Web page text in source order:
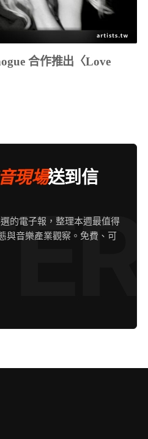
合作推出〈Love
現場送到信
的電子報，整理本週最值得
與音樂產業觀察。免費、可